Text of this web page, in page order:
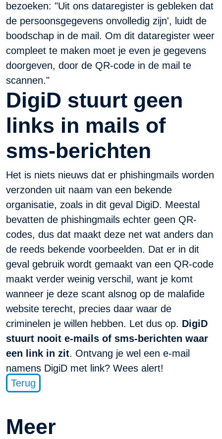
bezoeken: "Uit ons dataregister is gebleken dat
de persoonsgegevens onvolledig zijn', luidt de
boodschap in de mail. Om dit dataregister weer
compleet te maken moet je even je gegevens
doorgeven, door de QR-code in de mail te
scannen."
DigiD stuurt geen
links in mails of
sms-berichten
Het is niets nieuws dat er phishingmails worden
verzonden uit naam van een bekende
organisatie, zoals in dit geval DigiD. Meestal
bevatten de phishingmails echter geen QR-
codes, dus dat maakt deze net wat anders dan
de reeds bekende voorbeelden. Dat er in dit
geval gebruik wordt gemaakt van een QR-code
maakt verder weinig verschil, want je komt
wanneer je deze scant alsnog op de malafide
website terecht, precies daar waar de
criminelen je willen hebben. Let dus op. DigiD
stuurt nooit e-mails of sms-berichten waar
een link in zit. Ontvang je wel een e-mail
namens DigiD met link? Wees alert!
Terug
Meer